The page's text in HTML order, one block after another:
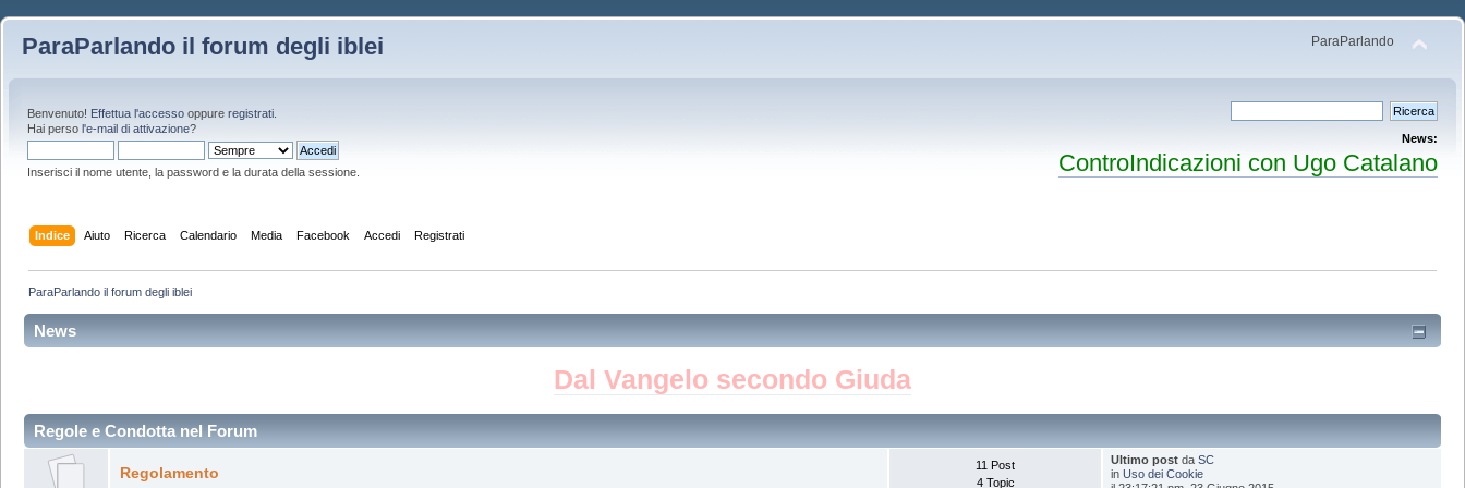
ParaParlando il forum degli iblei ParaParlando
Benvenuto! Effettua l'accesso oppure registrati
Hai perso l'e-mail di attivazione?
Inserisci il nome utente, la password e la durata della sessione.
News:
ControIndicazioni con Ugo Catalano
Indice Aiuto Ricerca Calendario Media Facebook Accedi Registrati
ParaParlando il forum degli iblei
News
Dal Vangelo secondo Giuda
Regole e Condotta nel Forum
Regolamento
11 Post
4 Topic
Ultimo post daSC
inUso dei Cookie